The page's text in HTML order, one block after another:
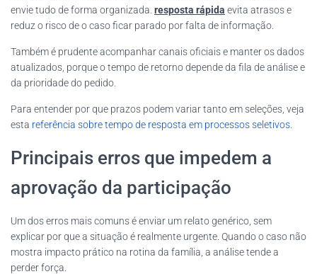
envie tudo de forma organizada. resposta rápida evita atrasos e
reduz o risco de o caso ficar parado por falta de informação.
Também é prudente acompanhar canais oficiais e manter os dados
atualizados, porque o tempo de retorno depende da fila de análise e
da prioridade do pedido.
Para entender por que prazos podem variar tanto em seleções, veja
esta referência sobre tempo de resposta em processos seletivos
Principais erros que impedem a
aprovação da participação
Um dos erros mais comuns é enviar um relato genérico, sem
explicar por que a situação é realmente urgente. Quando o caso não
mostra impacto prático na rotina da família, a análise tende a
perder força.